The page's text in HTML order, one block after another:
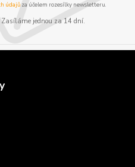
údajůza účelem rozesílky newsletteru.
jednou za 14 dní.